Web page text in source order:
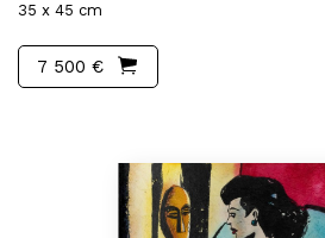
35 x 45 cm
7 500 €